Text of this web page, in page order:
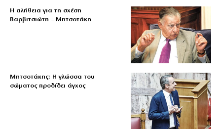
Η αλήθεια για τη σχέση
Βαρβιτσιώτη – Μητσοτάκη
Μητσοτάκης: Η γλώσσα του
σώματος προδίδει άγχος